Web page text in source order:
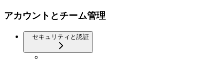
アカウントとチーム管理
セキュリティと認証